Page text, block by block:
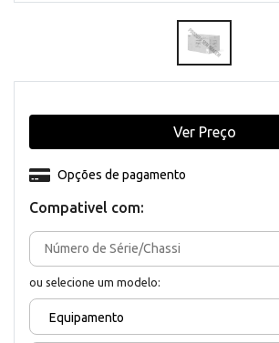
Compativel com:
ou selecione um modelo:
Equipamento
Opções de pagamento
Ver Preço